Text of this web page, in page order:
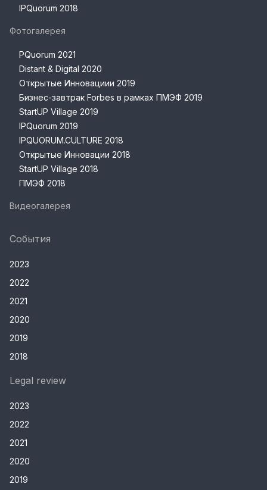
IPQuorum 2018
Фотогалерея
PQuorum 2021
Distant & Digital 2020
Открытые Инновациии 2019
Бизнес-завтрак Forbes в рамках ПМЭФ 2019
StartUP Village 2019
IPQuorum 2019
IPQUORUM.CULTURE 2018
Открытые Инновации 2018
StartUP Village 2018
ПМЭФ 2018
Видеогалерея
События
2023
2022
2021
2020
2019
2018
Legal review
2023
2022
2021
2020
2019